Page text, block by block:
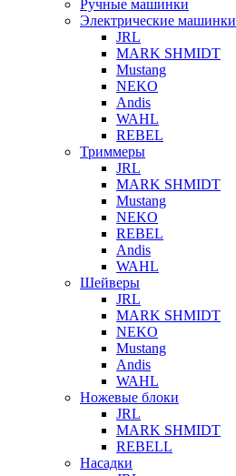
Ручные машинки
Электрические машинки
JRL
MARK SHMIDT
Mustang
NEKO
Andis
WAHL
REBEL
Триммеры
JRL
MARK SHMIDT
Mustang
NEKO
REBEL
Andis
WAHL
Шейверы
JRL
MARK SHMIDT
NEKO
Mustang
Andis
WAHL
Ножевые блоки
JRL
MARK SHMIDT
REBELL
Насадки